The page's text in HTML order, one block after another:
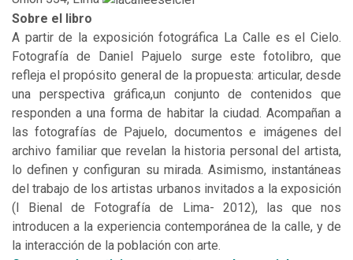
Sobre el libro
A partir de la exposición fotográfica La Calle es el Cielo.
Fotografía de Daniel Pajuelo surge este fotolibro, que
refleja el propósito general de la propuesta: articular, desde
una perspectiva gráfica,un conjunto de contenidos que
responden a una forma de habitar la ciudad. Acompañan a
las fotografías de Pajuelo, documentos e imágenes del
archivo familiar que revelan la historia personal del artista,
lo definen y configuran su mirada. Asimismo, instantáneas
del trabajo de los artistas urbanos invitados a la exposición
(I Bienal de Fotografía de Lima- 2012), las que nos
introducen a la experiencia contemporánea de la calle, y de
la interacción de la población con arte.